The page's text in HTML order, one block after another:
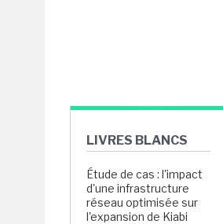
LIVRES BLANCS
Étude de cas : l'impact
d'une infrastructure
réseau optimisée sur
l'expansion de Kiabi